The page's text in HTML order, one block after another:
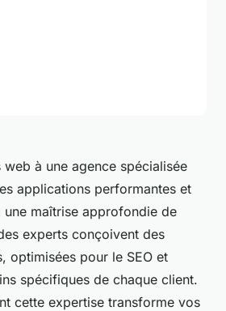
à une agence spécialisée
applications performantes et
une maîtrise approfondie de
experts conçoivent des
optimisées pour le SEO et
spécifiques de chaque client.
cette expertise transforme vos